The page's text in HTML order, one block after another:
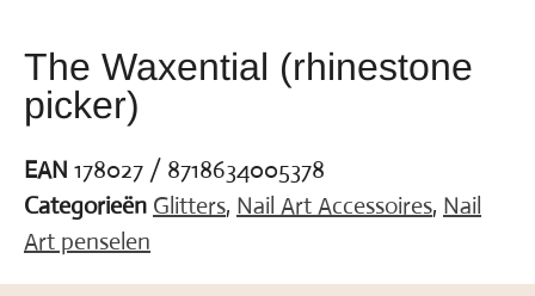
The Waxential (rhinestone
picker)
EAN 178027 / 8718634005378
Categorieën Glitters, Nail Art Accessoires, Nail
Art penselen